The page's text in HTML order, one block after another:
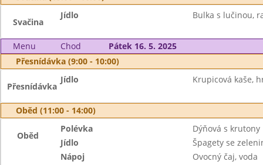
Svačina
Jídlo Bulka s lučinou,
Menu Chod
Pátek 16. 5. 2025
Přesnídávka (9:00 - 10:00)
Přesnídávka
Jídlo Krupicová kaše,
Oběd (11:00 - 14:00)
Oběd
Polévka
Dýňová s krutony
Jídlo
Špagety se
Nápoj
Ovocný čaj, voda